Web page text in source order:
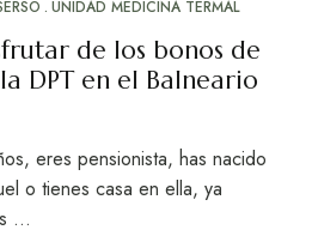
UNIDAD MEDICINA TERMAL
de los bonos de
DPT en el Balneario
eres pensionista, has nacido
o tienes casa en ella, ya
…